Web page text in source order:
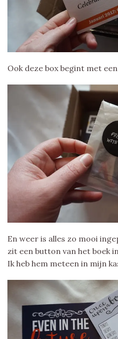
Ook deze box begint met
En weer is alles zo mooi
zit een button van het boek
Ik heb hem meteen in mijn